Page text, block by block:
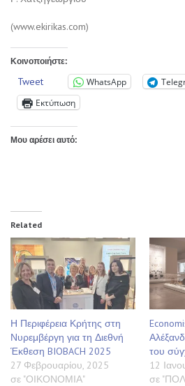
(www.ekirikas.com)
Κοινοποιήστε:
Tweet WhatsApp
Εκτύπωση
Μου αρέσει αυτό:
Related
Η Περιφέρεια Κρήτης στη
Νυρεμβέργη για τη Διεθνή
Έκθεση BIOBACH 2025
27 Φεβρουαρίου, 2025
σε "ΟΙΚΟΝΟΜΙΑ"
του
12
σε